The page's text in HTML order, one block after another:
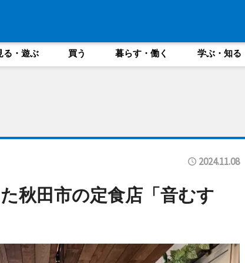
る・遊ぶ 買う 暮らす・働く 学ぶ・知る
2024.11.08
秋田市の定食店「音むす